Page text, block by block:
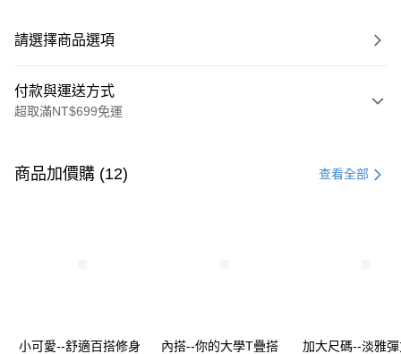
請選擇商品選項
付款與運送方式
超取滿NT$699免運
信用卡一次付款
悠遊付
商品加價購 (12) 查看全部
小可愛--舒適百搭修身
內搭--你的大學T疊搭
加大尺碼--淡雅